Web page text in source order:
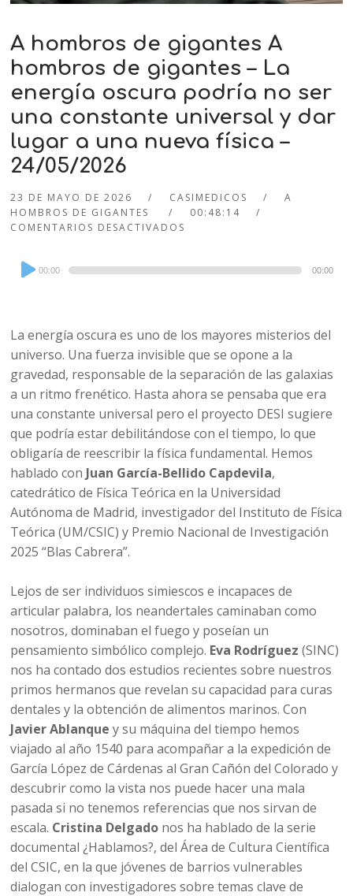
A hombros de gigantes A
hombros de gigantes – La
energía oscura podría no ser
una constante universal y dar
lugar a una nueva física –
24/05/2026
23 DE MAYO DE 2026 CASIMEDICOS
A
HOMBROS DE GIGANTES
00:48:14
COMENTARIOS DESACTIVADOS
Audio
Player
00:00 00:00
La energía oscura es uno de los mayores misterios del
universo. Una fuerza invisible que se opone a la
gravedad, responsable de la separación de las galaxias
a un ritmo frenético. Hasta ahora se pensaba que era
una constante universal pero el proyecto DESI sugiere
que podría estar debilitándose con el tiempo, lo que
obligaría de reescribir la física fundamental. Hemos
hablado con Juan García-Bellido Capdevila,
catedrático de Física Teórica en la Universidad
Autónoma de Madrid, investigador del Instituto de Física
Teórica (UM/CSIC) y Premio Nacional de Investigación
2025 “Blas Cabrera”.
Lejos de ser individuos simiescos e incapaces de
articular palabra, los neandertales caminaban como
nosotros, dominaban el fuego y poseían un
pensamiento simbólico complejo. Eva Rodríguez (SINC)
nos ha contado dos estudios recientes sobre nuestros
primos hermanos que revelan su capacidad para curas
dentales y la obtención de alimentos marinos. Con
Javier Ablanque y su máquina del tiempo hemos
viajado al año 1540 para acompañar a la expedición de
García López de Cárdenas al Gran Cañón del Colorado y
descubrir como la vista nos puede hacer una mala
pasada si no tenemos referencias que nos sirvan de
escala. Cristina Delgado nos ha hablado de la serie
documental ¿Hablamos?, del Área de Cultura Científica
del CSIC, en la que jóvenes de barrios vulnerables
dialogan con investigadores sobre temas clave de